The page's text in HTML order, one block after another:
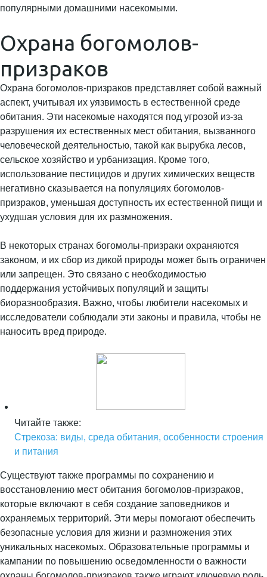
популярными домашними насекомыми.
Охрана богомолов-
призраков
Охрана богомолов-призраков представляет собой важный
аспект, учитывая их уязвимость в естественной среде
обитания. Эти насекомые находятся под угрозой из-за
разрушения их естественных мест обитания, вызванного
человеческой деятельностью, такой как вырубка лесов,
сельское хозяйство и урбанизация. Кроме того,
использование пестицидов и других химических веществ
негативно сказывается на популяциях богомолов-
призраков, уменьшая доступность их естественной пищи и
ухудшая условия для их размножения.
В некоторых странах богомолы-призраки охраняются
законом, и их сбор из дикой природы может быть ограничен
или запрещен. Это связано с необходимостью
поддержания устойчивых популяций и защиты
биоразнообразия. Важно, чтобы любители насекомых и
исследователи соблюдали эти законы и правила, чтобы не
наносить вред природе.
Читайте также:
Стрекоза: виды, среда обитания, особенности строения
и питания
Существуют также программы по сохранению и
восстановлению мест обитания богомолов-призраков,
которые включают в себя создание заповедников и
охраняемых территорий. Эти меры помогают обеспечить
безопасные условия для жизни и размножения этих
уникальных насекомых. Образовательные программы и
кампании по повышению осведомленности о важности